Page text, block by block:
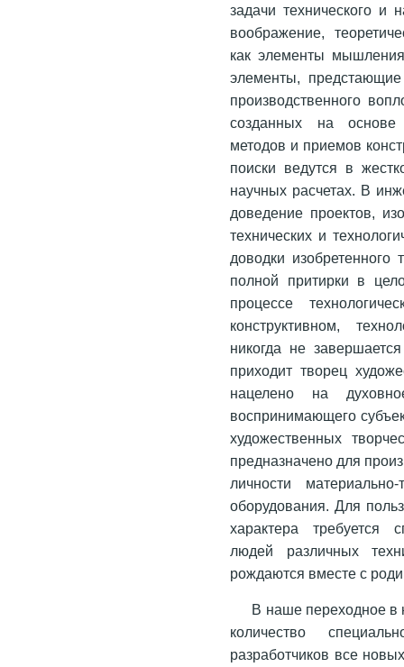
задачи технического и
воображение,
как элементы
элементы,
производственного
созданных на основе
методов и приемов
поиски ведутся в
научных расчетах. В
доведение проектов,
технических и
доводки изобретенного
полной притирки в
процессе
конструктивном,
никогда не
приходит творец
нацелено на
воспринимающего
художественных
предназначено для
личности
оборудования. Для
характера требуется
людей различных
рождаются вместе с
В наше переходное в
количество
разработчиков все